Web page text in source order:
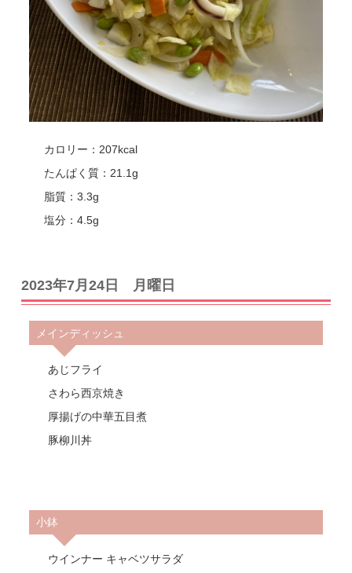
カロリー：207kcal
たんぱく質：21.1g
脂質：3.3g
塩分：4.5g
2023年7月24日 月曜日
メインディッシュ
あじフライ
さわら西京焼き
厚揚げの中華五目煮
豚柳川丼
小鉢
ウインナー キャベツサラダ